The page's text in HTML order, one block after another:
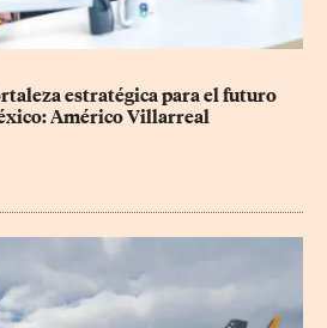
estratégica para el futuro
Américo Villarreal